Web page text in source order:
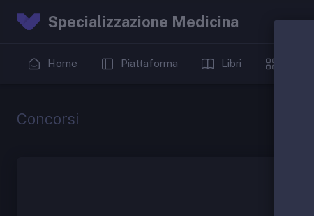
Specializzazione Medicina
Home Piattaforma Libri
Concorsi